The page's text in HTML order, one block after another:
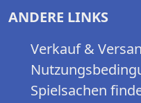
ANDERE LINKS
Verkauf &
Spielsachen